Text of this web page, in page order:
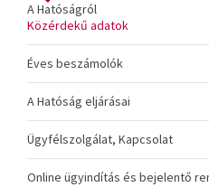
A Hatóságról
Közérdekű adatok
Éves beszámolók
A Hatóság eljárásai
Ügyfélszolgálat, Kapcsolat
Online ügyindítás és bejelentő